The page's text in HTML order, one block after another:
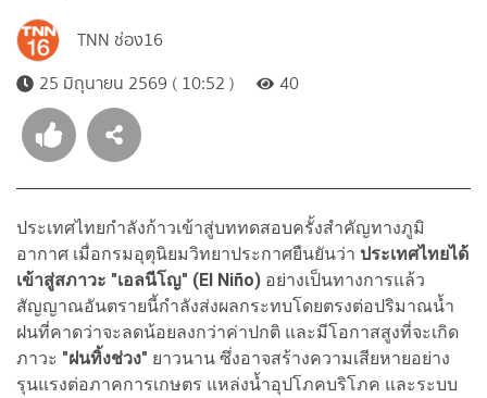
TNN ช่อง16
25 มิถุนายน 2569 ( 10:52 )
40
ประเทศไทยกำลังก้าวเข้าสู่บททดสอบครั้งสำคัญทางภูมิ
อากาศ เมื่อกรมอุตุนิยมวิทยาประกาศยืนยันว่า ประเทศไทยได้
เข้าสู่สภาวะ "เอลนีโญ" (El Niño) อย่างเป็นทางการแล้ว
สัญญาณอันตรายนี้กำลังส่งผลกระทบโดยตรงต่อปริมาณน้ำ
ฝนที่คาดว่าจะลดน้อยลงกว่าค่าปกติ และมีโอกาสสูงที่จะเกิด
ภาวะ "ฝนทิ้งช่วง" ยาวนาน ซึ่งอาจสร้างความเสียหายอย่าง
รุนแรงต่อภาคการเกษตร แหล่งน้ำอุปโภคบริโภค และระบบ